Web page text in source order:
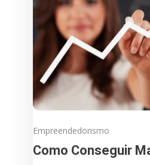
Empreendedorismo
Como Conseguir